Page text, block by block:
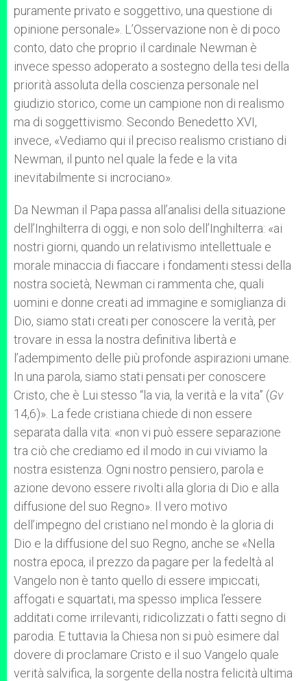
puramente privato e soggettivo, una questione di
opinione personale». L’Osservazione non è di poco
conto, dato che proprio il cardinale Newman è
invece spesso adoperato a sostegno della tesi della
priorità assoluta della coscienza personale nel
giudizio storico, come un campione non di realismo
ma di soggettivismo. Secondo Benedetto XVI,
invece, «Vediamo qui il preciso realismo cristiano di
Newman, il punto nel quale la fede e la vita
inevitabilmente si incrociano».
Da Newman il Papa passa all’analisi della situazione
dell’Inghilterra di oggi, e non solo dell’Inghilterra: «ai
nostri giorni, quando un relativismo intellettuale e
morale minaccia di fiaccare i fondamenti stessi della
nostra società, Newman ci rammenta che, quali
uomini e donne creati ad immagine e somiglianza di
Dio, siamo stati creati per conoscere la verità, per
trovare in essa la nostra definitiva libertà e
l’adempimento delle più profonde aspirazioni umane.
In una parola, siamo stati pensati per conoscere
Cristo, che è Lui stesso “la via, la verità e la vita” (Gv
14,6)». La fede cristiana chiede di non essere
separata dalla vita: «non vi può essere separazione
tra ciò che crediamo ed il modo in cui viviamo la
nostra esistenza. Ogni nostro pensiero, parola e
azione devono essere rivolti alla gloria di Dio e alla
diffusione del suo Regno». Il vero motivo
dell’impegno del cristiano nel mondo è la gloria di
Dio e la diffusione del suo Regno, anche se «Nella
nostra epoca, il prezzo da pagare per la fedeltà al
Vangelo non è tanto quello di essere impiccati,
affogati e squartati, ma spesso implica l’essere
additati come irrilevanti, ridicolizzati o fatti segno di
parodia. E tuttavia la Chiesa non si può esimere dal
dovere di proclamare Cristo e il suo Vangelo quale
verità salvifica, la sorgente della nostra felicità ultima